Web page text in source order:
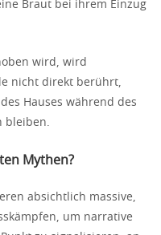
Braut bei ihrem Einzug
wird, wird
nicht direkt berührt,
Hauses während des
bleiben.
Mythen?
absichtlich massive,
um narrative